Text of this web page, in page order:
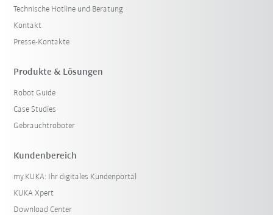
Technische Hotline und Beratung
Kontakt
Presse-Kontakte
Produkte & Lösungen
Robot Guide
Case Studies
Gebrauchtroboter
Kundenbereich
my.KUKA: Ihr digitales Kundenportal
KUKA Xpert
Download Center